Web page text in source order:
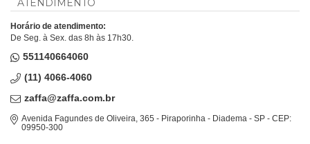
ATENDIMENTO
Horário de atendimento:
De Seg. à Sex. das 8h às 17h30.
551140664060
(11) 4066-4060
zaffa@zaffa.com.br
Avenida Fagundes de Oliveira, 365 - Piraporinha - Diadema - SP - CEP:
09950-300